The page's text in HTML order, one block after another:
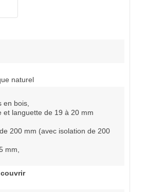
naturel
en bois,
et languette de 19 à 20 mm
200 mm (avec isolation de 200
mm,